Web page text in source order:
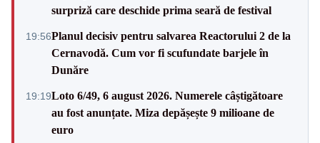
surpriză care deschide prima seară de festival
19:56Planul decisiv pentru salvarea Reactorului 2 de la
Cernavodă. Cum vor fi scufundate barjele în
Dunăre
19:19Loto 6/49, 6 august 2026. Numerele câștigătoare
au fost anunțate. Miza depășește 9 milioane de
euro